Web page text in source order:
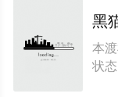
黑
状